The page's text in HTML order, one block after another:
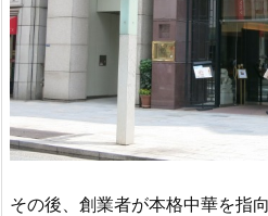
その後、創業者が本格中華を指